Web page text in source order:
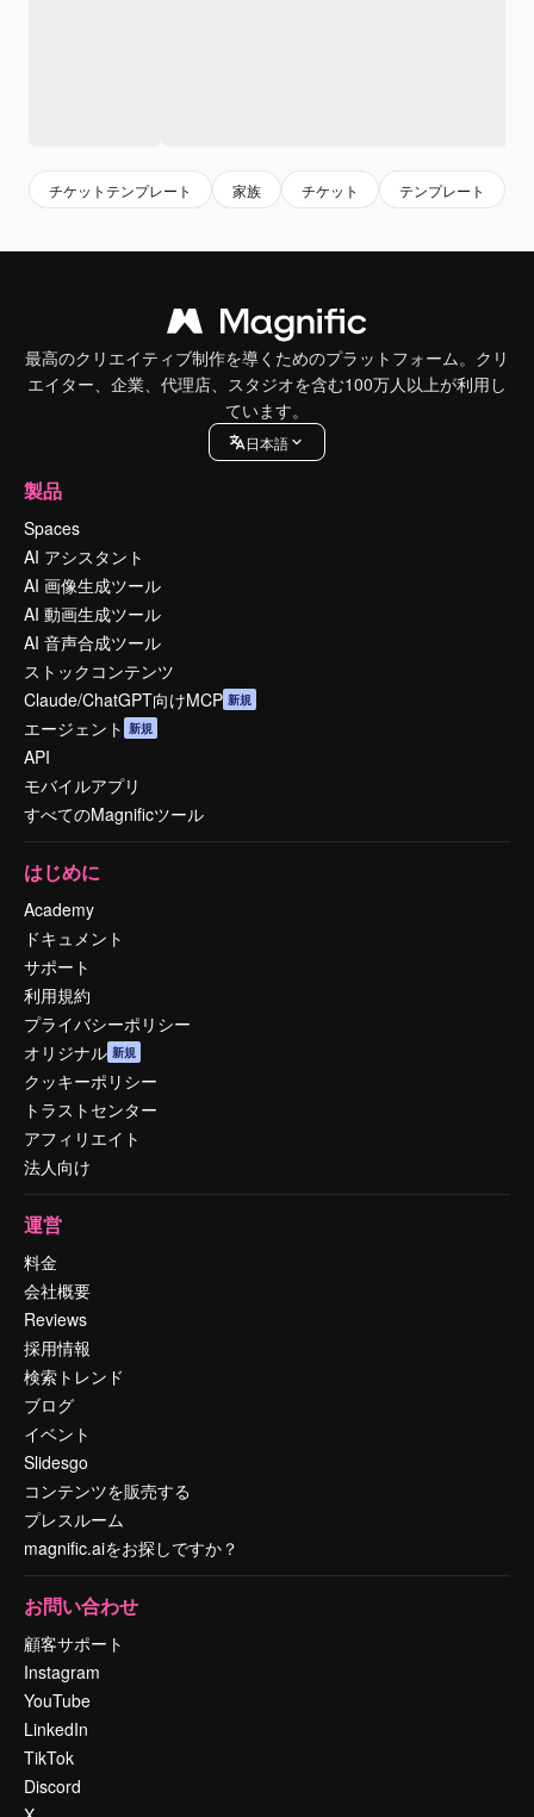
チケットテンプレート 家族 チケット テンプレート
最高のクリエイティブ制作を導くためのプラットフォーム。クリ
エイター、企業、代理店、スタジオを含む100万人以上が利用し
ています。
日本語
製品
Spaces
AI アシスタント
AI 画像生成ツール
AI 動画生成ツール
AI 音声合成ツール
ストックコンテンツ
Claude/ChatGPT向けMCP 新規
エージェント 新規
API
モバイルアプリ
すべてのMagnificツール
はじめに
Academy
ドキュメント
サポート
利用規約
プライバシーポリシー
オリジナル 新規
クッキーポリシー
トラストセンター
アフィリエイト
法人向け
運営
料金
会社概要
Reviews
採用情報
検索トレンド
ブログ
イベント
Slidesgo
コンテンツを販売する
プレスルーム
magnific.aiをお探しですか？
お問い合わせ
顧客サポート
Instagram
YouTube
LinkedIn
TikTok
Discord